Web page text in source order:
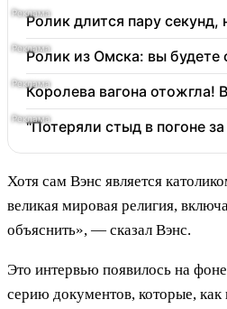
Ролик длится пару секунд,
Ролик из Омска: вы будете
Королева вагона отожгла!
"Потеряли стыд в погоне
Хотя сам Вэнс является
великая мировая религия,
объяснить», — сказал Вэнс.
Это интервью появилось на
серию документов, которые,